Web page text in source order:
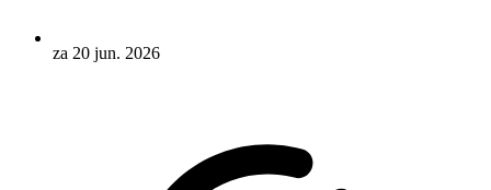
za 20 jun. 2026